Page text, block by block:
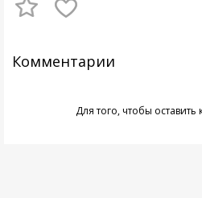
Комментарии
Для того, чтобы